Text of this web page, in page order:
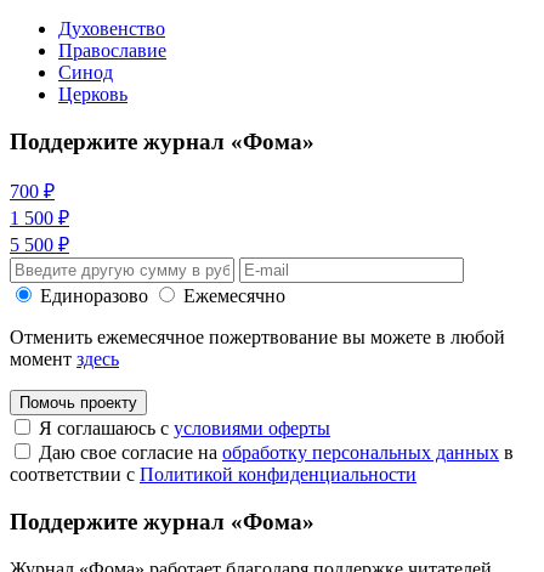
Духовенство
Православие
Синод
Церковь
Поддержите журнал «Фома»
700 ₽
1 500 ₽
5 500 ₽
Единоразово
Ежемесячно
Отменить ежемесячное пожертвование вы можете в любой
момент здесь
Помочь проекту
Я соглашаюсь с условиями оферты
Даю свое согласие на обработку персональных данных в
соответствии с Политикой конфиденциальности
Поддержите журнал «Фома»